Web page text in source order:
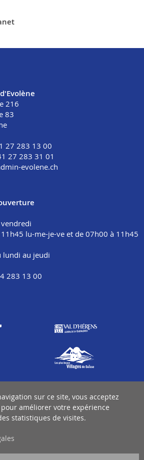
216
83
27 283 13 00
27 283 31 01
evolene.ch
lu-me-je-ve et de 07h00 à 11h45
lundi au jeudi
283 13 00
sur ce site, vous acceptez
améliorer votre expérience
statistiques de visites.